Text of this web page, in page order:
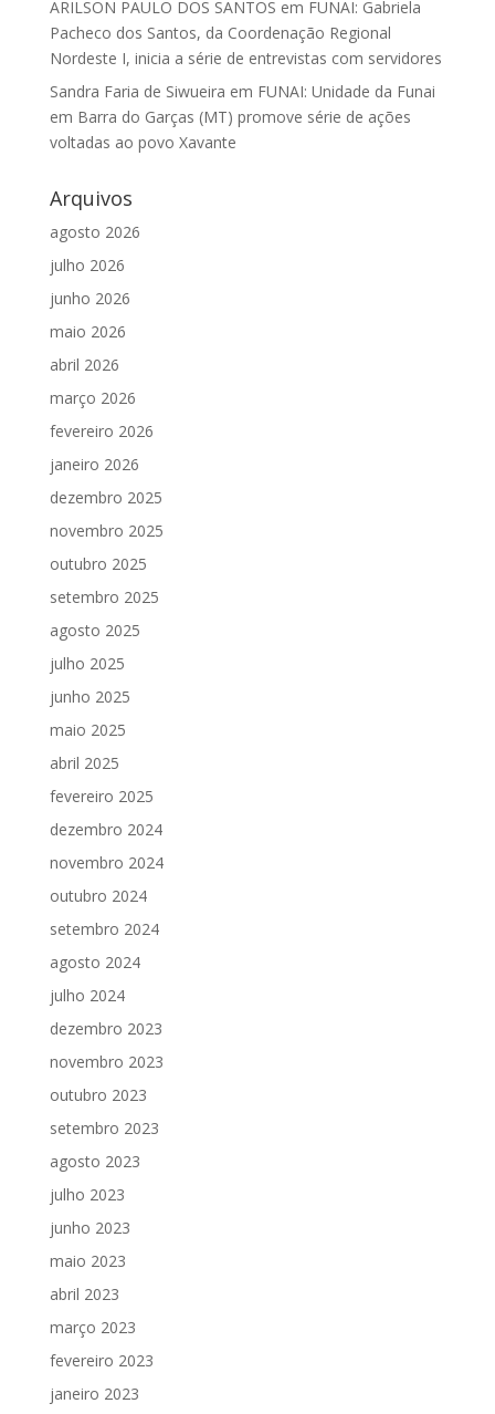
ARILSON PAULO DOS SANTOS em FUNAI: Gabriela
Pacheco dos Santos, da Coordenação Regional
Nordeste I, inicia a série de entrevistas com servidores
Sandra Faria de Siwueira em FUNAI: Unidade da Funai
em Barra do Garças (MT) promove série de ações
voltadas ao povo Xavante
Arquivos
agosto 2026
julho 2026
junho 2026
maio 2026
abril 2026
março 2026
fevereiro 2026
janeiro 2026
dezembro 2025
novembro 2025
outubro 2025
setembro 2025
agosto 2025
julho 2025
junho 2025
maio 2025
abril 2025
fevereiro 2025
dezembro 2024
novembro 2024
outubro 2024
setembro 2024
agosto 2024
julho 2024
dezembro 2023
novembro 2023
outubro 2023
setembro 2023
agosto 2023
julho 2023
junho 2023
maio 2023
abril 2023
março 2023
fevereiro 2023
janeiro 2023